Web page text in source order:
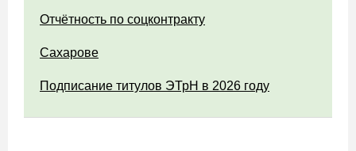
Отчётность по соцконтракту
Сахарове
Подписание титулов ЭТрН в 2026 году